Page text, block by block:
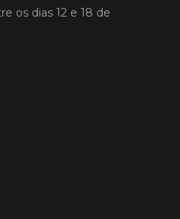
os dias 12 e 18 de